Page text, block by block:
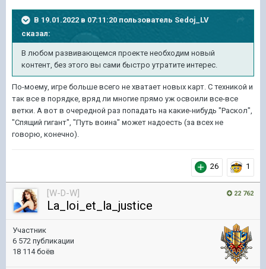
В 19.01.2022 в 07:11:20 пользователь Sedoj_LV
сказал:
В любом развивающемся проекте необходим новый
контент, без этого вы сами быстро утратите интерес.
По-моему, игре больше всего не хватает новых карт. С техникой и
так все в порядке, вряд ли многие прямо уж освоили все-все
ветки. А вот в очередной раз попадать на какие-нибудь "Раскол",
"Спящий гигант", "Путь воина" может надоесть (за всех не
говорю, конечно).
26 1
22 762
[W-D-W]
La_loi_et_la_justice
Участник
6 572 публикации
18 114 боёв